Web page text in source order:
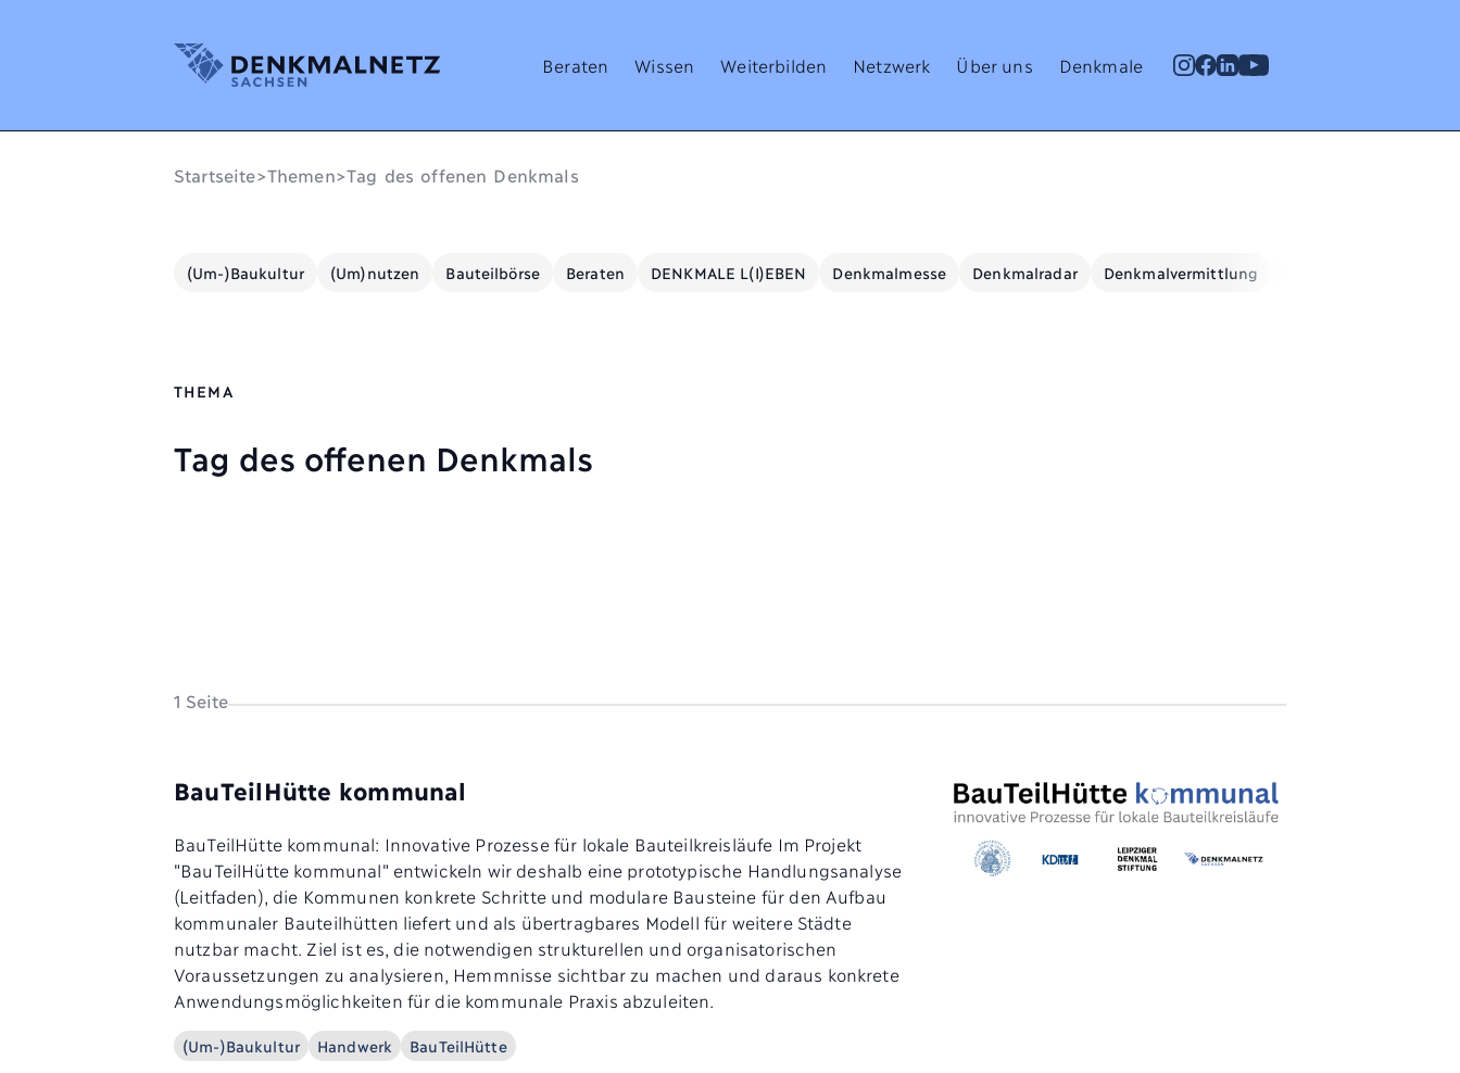
Denkmalnetz Sachsen Beraten Wissen Weiterbilden Netzwerk Über uns Denkmale
Startseite>Themen>Tag des offenen Denkmals
(Um-)Baukultur (Um)nutzen Bauteilbörse Beraten DENKMALE L(I)EBEN Denkmalmesse Denkmalradar Denkmalvermittlung
THEMA
Tag des offenen Denkmals
1 Seite
BauTeilHütte kommunal
BauTeilHütte kommunal: Innovative Prozesse für lokale Bauteilkreisläufe Im Projekt
"BauTeilHütte kommunal" entwickeln wir deshalb eine prototypische Handlungsanalyse
(Leitfaden), die Kommunen konkrete Schritte und modulare Bausteine für den Aufbau
kommunaler Bauteilhütten liefert und als übertragbares Modell für weitere Städte
nutzbar macht. Ziel ist es, die notwendigen strukturellen und organisatorischen
Voraussetzungen zu analysieren, Hemmnisse sichtbar zu machen und daraus konkrete
Anwendungsmöglichkeiten für die kommunale Praxis abzuleiten.
(Um-)Baukultur Handwerk BauTeilHütte